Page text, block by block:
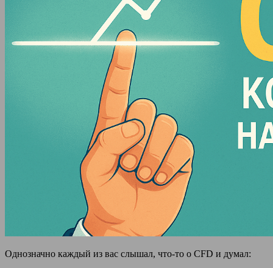
Однозначно каждый из вас слышал, что-то о CFD и думал: